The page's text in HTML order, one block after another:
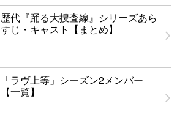
歴代『踊る大捜査線』シリーズあら
すじ・キャスト【まとめ】
「ラヴ上等」シーズン2メンバー
【一覧】